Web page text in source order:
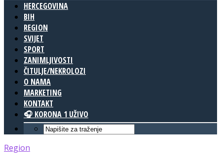
HERCEGOVINA
BIH
REGION
SVIJET
SPORT
ZANIMLJIVOSTI
ČITULJE/NEKROLOZI
O NAMA
MARKETING
KONTAKT
🎧 KORONA 1 UŽIVO
Region